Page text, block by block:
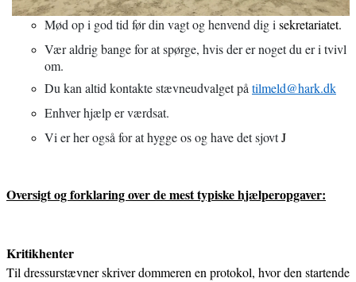
Mød op i god tid før din vagt og henvend dig isekretariatet.
Vær aldrig bange for at spørge, hvis der er noget du er i tvivl
om.
Du kan altid kontakte stævneudvalget påtilmeld@hark.dk
Enhver hjælp er værdsat.
Vi er her også for at hygge os og have det sjovtJ
Oversigt og forklaring over de mest typiske hjælperopgaver:
Kritikhenter
Til dressurstævner skriver dommeren en protokol, hvor den startende